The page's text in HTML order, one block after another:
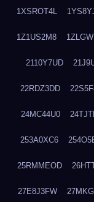
1XSROT4L
1Z1US2M8
2110Y7UD
22RDZ3DD
24MC44U0
253A0XC6
25RMMEOD
27E8J3FW